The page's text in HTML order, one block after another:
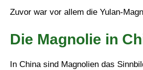
Zuvor war vor allem die Yulan-
Die Magnolie in
In China sind Magnolien das